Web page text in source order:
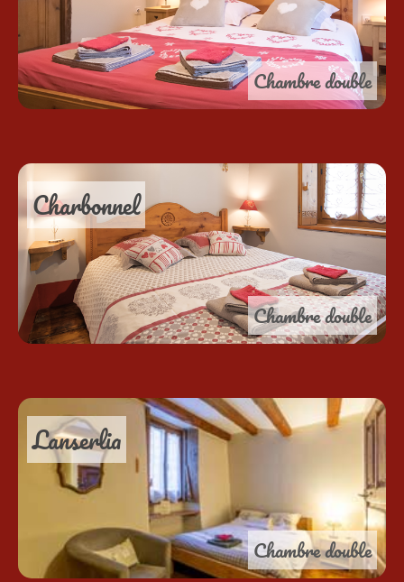
Chambre double
Charbonnel
Chambre double
Lanserlia
Chambre double